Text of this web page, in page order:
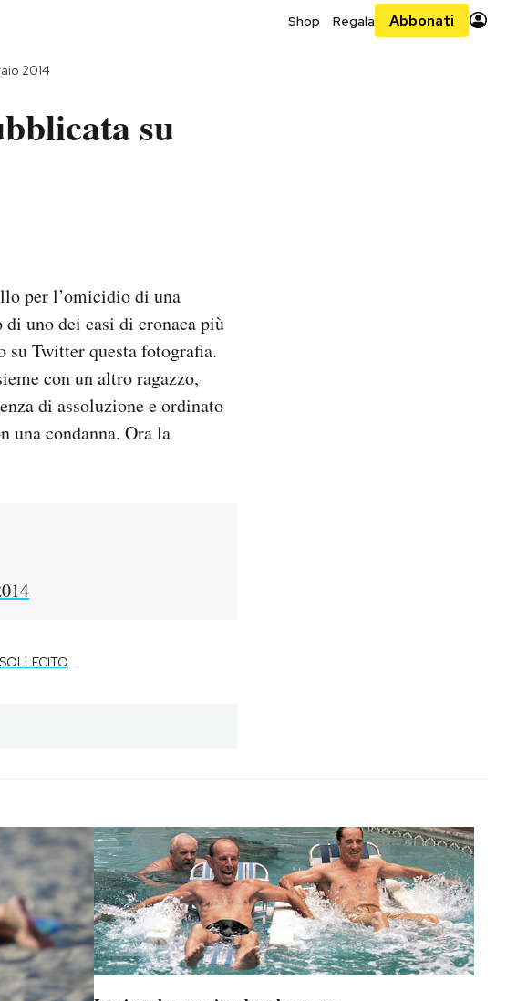
Shop Regala Abbonati
2014
su
per l’omicidio di una
di uno dei casi di cronaca più
Twitter questa fotografia.
con un altro ragazzo,
di assoluzione e ordinato
una condanna. Ora la